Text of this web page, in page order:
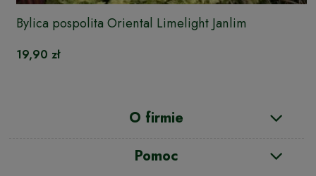
Bylica pospolita Oriental Limelight Janlim
19,90 zł
O firmie
Pomoc